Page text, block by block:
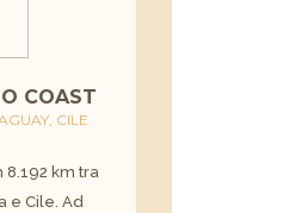
COAST
CILE
km tra
e Cile. Ad